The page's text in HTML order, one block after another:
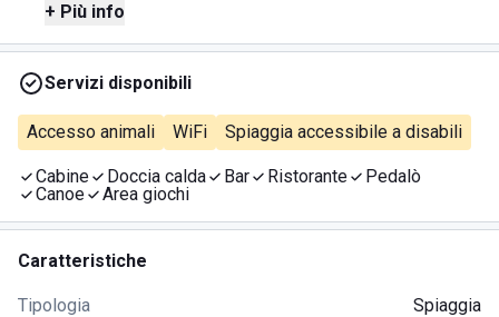
+ Più info
Servizi disponibili
Accesso animali WiFi Spiaggia accessibile a disabili
Cabine Doccia calda Bar Ristorante
Pedalò
Canoe
Area giochi
Caratteristiche
Tipologia Spiaggia